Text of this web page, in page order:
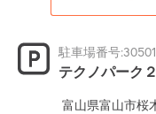
駐車場番号
テクノパーク
富山県富山市桜